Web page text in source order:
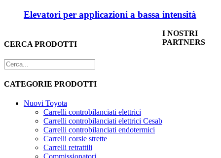
Elevatori per applicazioni a bassa intensità
CERCA PRODOTTI
CATEGORIE PRODOTTI
Nuovi Toyota
Carrelli controbilanciati elettrici
Carrelli controbilanciati elettrici Cesab
Carrelli controbilanciati endotermici
Carrelli corsie strette
Carrelli retrattili
I NOSTRI
PARTNERS